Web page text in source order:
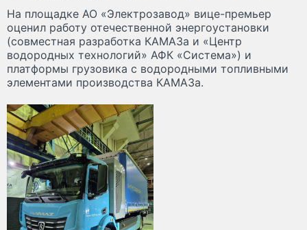
На площадке АО «Электрозавод» вице-премьер
оценил работу отечественной энергоустановки
(совместная разработка КАМАЗа и «Центр
водородных технологий» АФК «Система») и
платформы грузовика с водородными топливными
элементами производства КАМАЗа.